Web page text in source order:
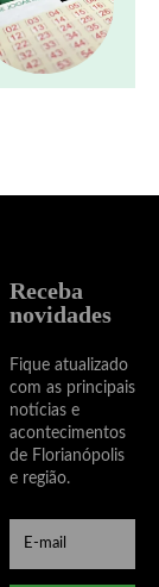
Receba
novidades
Fique atualizado
com as principais
notícias e
acontecimentos
de Florianópolis
e região.